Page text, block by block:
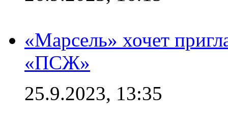
«Марсель» хочет
«ПСЖ»
25.9.2023, 13:35